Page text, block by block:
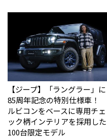
【ジープ】「ラングラー」に
85周年記念の特別仕様車！
ルビコンをベースに専用チェ
ック柄インテリアを採用した
100台限定モデル